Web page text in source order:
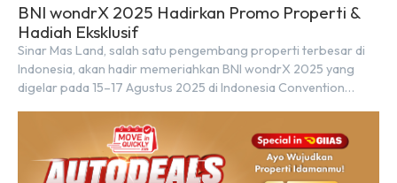
BNI wondrX 2025 Hadirkan Promo Properti &
Hadiah Eksklusif
Sinar Mas Land, salah satu pengembang properti terbesar di
Indonesia, akan hadir memeriahkan BNI wondrX 2025 yang
digelar pada 15–17 Agustus 2025 di Indonesia Convention
Land. Partisipasi ini menjadi wujud komitmen Sinar Mas Land
dalam memberikan kemudahan dan pengalaman berbeda bagi
para pencari hunian […]